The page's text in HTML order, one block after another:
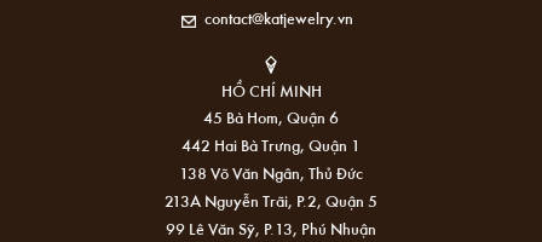
contact@katjewelry.vn
HỒ CHÍ MINH
45 Bà Hom, Quận 6
442 Hai Bà Trưng, Quận 1
138 Võ Văn Ngân, Thủ Đức
213A Nguyễn Trãi, P.2, Quận 5
99 Lê Văn Sỹ, P.13, Phú Nhuận